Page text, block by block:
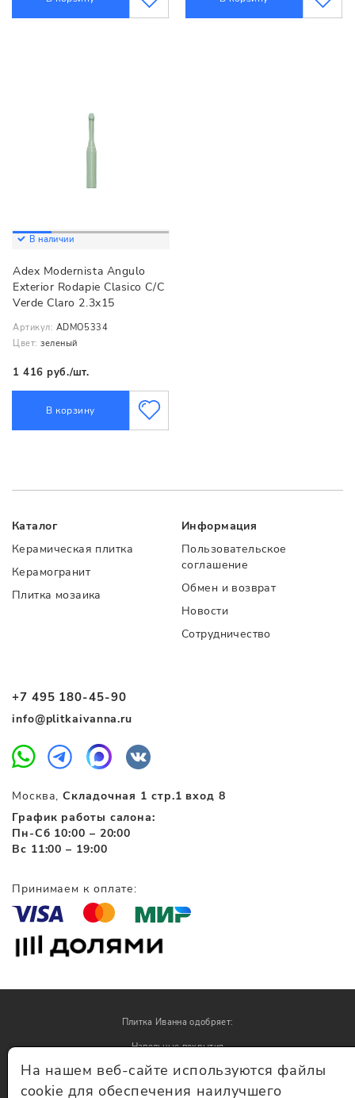
В наличии
Adex Modernista Angulo
Exterior Rodapie Clasico C/C
Verde Claro 2.3x15
Артикул: ADMO5334
Цвет: зеленый
1 416 руб./шт.
В корзину
+7 495 180-45-90
info@plitkaivanna.ru
Москва,Складочная 1 стр.1 вход 8
График работы салона:
Пн-Сб 10:00 – 20:00
Вс 11:00 – 19:00
Каталог
Керамическая плитка
Керамогранит
Плитка мозаика
Информация
Пользовательское
соглашение
Обмен и возврат
Новости
Сотрудничество
Принимаем к оплате:
Плитка Иванна одобряет:
Напольные покрытия
Обои
На нашем веб-сайте используются файлы
cookie для обеспечения наилучшего